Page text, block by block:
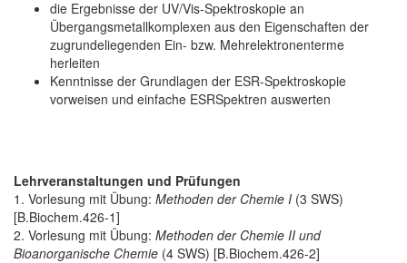
die Ergebnisse der UV/Vis-Spektroskopie an
Übergangsmetallkomplexen aus den Eigenschaften der
zugrundeliegenden Ein- bzw. Mehrelektronenterme
herleiten
Kenntnisse der Grundlagen der ESR-Spektroskopie
vorweisen und einfache ESRSpektren auswerten
Lehrveranstaltungen und Prüfungen
1. Vorlesung mit Übung: Methoden der Chemie I (3 SWS)
[B.Biochem.426-1]
2. Vorlesung mit Übung: Methoden der Chemie II und
Bioanorganische Chemie (4 SWS) [B.Biochem.426-2]